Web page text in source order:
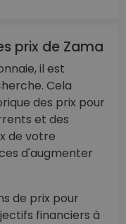
prix de Zama
il est
Cela
des prix pour
et des
de votre
d'augmenter
de prix pour
financiers à